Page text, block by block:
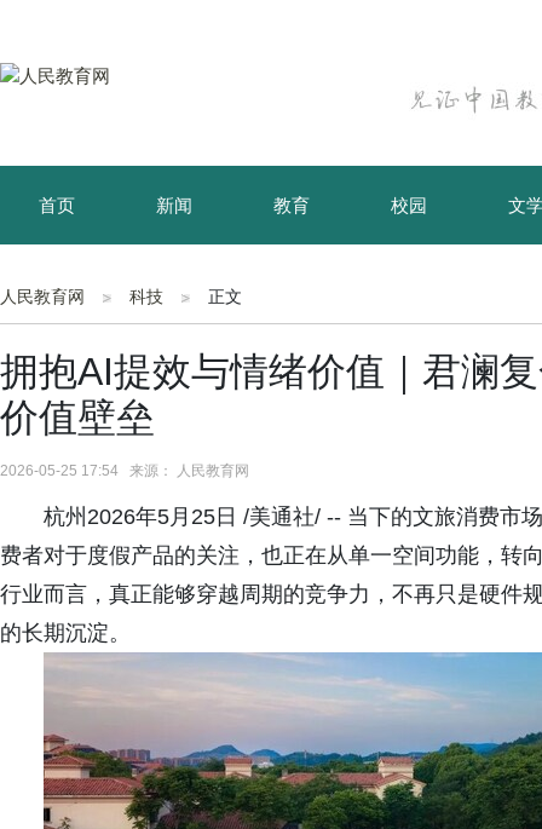
首页 新闻 教育 校园 文
育儿 资讯
人民教育网 科技 正文
拥抱AI提效与情绪价值｜君澜
价值壁垒
2026-05-25 17:54 来源： 人民教育网
杭州2026年5月25日 /美通社/ -- 当下的文旅消费市
费者对于度假产品的关注，也正在从单一空间功能，转
行业而言，真正能够穿越周期的竞争力，不再只是硬件
的长期沉淀。